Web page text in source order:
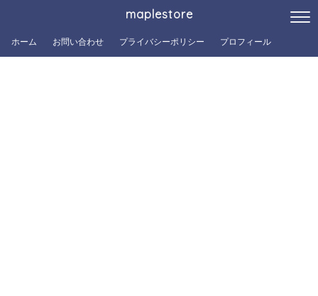
maplestore
ホーム お問い合わせ プライバシーポリシー プロフィール